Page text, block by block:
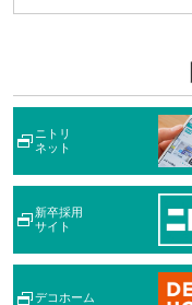
ニトリ
ネット
新卒採用
サイト
デコホーム